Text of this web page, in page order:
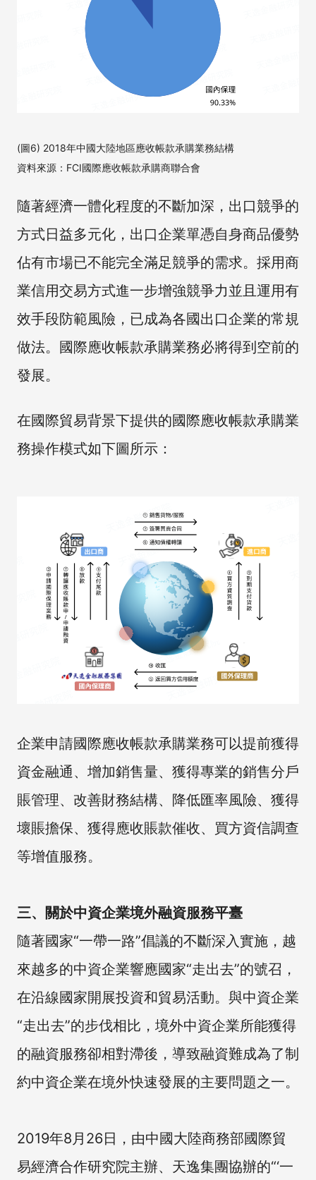
(圖6) 2018年中國大陸地區應收帳款承購業務結構
資料來源：FCI國際應收帳款承購商聯合會
隨著經濟一體化程度的不斷加深，出口競爭的
方式日益多元化，出口企業單憑自身商品優勢
佔有市場已不能完全滿足競爭的需求。採用商
業信用交易方式進一步增強競爭力並且運用有
效手段防範風險，已成為各國出口企業的常規
做法。國際應收帳款承購業務必將得到空前的
發展。
在國際貿易背景下提供的國際應收帳款承購業
務操作模式如下圖所示：
企業申請國際應收帳款承購業務可以提前獲得
資金融通、增加銷售量、獲得專業的銷售分戶
賬管理、改善財務結構、降低匯率風險、獲得
壞賬擔保、獲得應收賬款催收、買方資信調查
等增值服務。
三、關於中資企業境外融資服務平臺
隨著國家“一帶一路”倡議的不斷深入實施，越
來越多的中資企業響應國家“走出去”的號召，
在沿線國家開展投資和貿易活動。與中資企業
“走出去”的步伐相比，境外中資企業所能獲得
的融資服務卻相對滯後，導致融資難成為了制
約中資企業在境外快速發展的主要問題之一。
2019年8月26日，由中國大陸商務部國際貿
易經濟合作研究院主辦、天逸集團協辦的“‘一